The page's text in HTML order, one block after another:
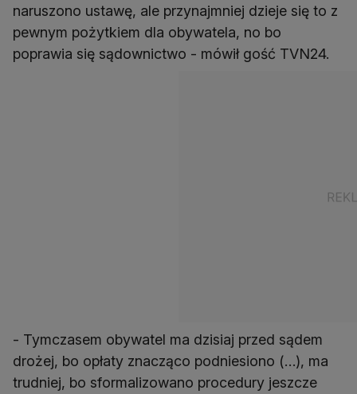
naruszono ustawę, ale przynajmniej dzieje się to z
pewnym pożytkiem dla obywatela, no bo
poprawia się sądownictwo - mówił gość TVN24.
- Tymczasem obywatel ma dzisiaj przed sądem
drożej, bo opłaty znacząco podniesiono (…), ma
trudniej, bo sformalizowano procedury jeszcze